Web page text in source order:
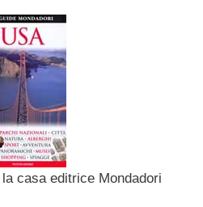
casa editrice Mondadori